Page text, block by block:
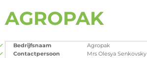
AGROPAK
Bedrijfsnaam
Agropak
Contactpersoon
Mrs Olesya Senkovsky